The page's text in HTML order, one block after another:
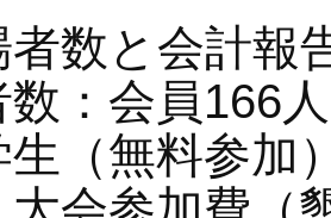
数と会計報
数：会員166
生（無料参加